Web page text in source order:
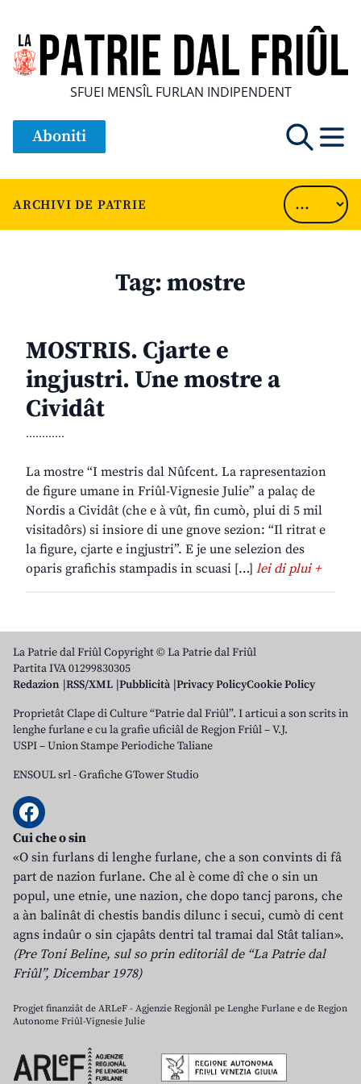
SFUEI MENSÎL FURLAN INDIPENDENT
Aboniti
ARCHIVI DE PATRIE
Tag:mostre
MOSTRIS. Cjarte e
ingjustri. Une mostre a
Cividât
............
La mostre “I mestris dal Nûfcent. La rapresentazion
de figure umane in Friûl-Vignesie Julie” a palaç de
Nordis a Cividât (che e à vût, fin cumò, plui di 5 mil
visitadôrs) si insiore di une gnove sezion: “Il ritrat e
la figure, cjarte e ingjustri”. E je une selezion des
oparis grafichis stampadis in scuasi […] lei di plui +
La Patrie dal Friûl Copyright © La Patrie dal Friûl
Partita IVA 01299830305
Redazion RSS/XML Pubblicità Privacy PolicyCookie Policy
Proprietât Clape di Culture “Patrie dal Friûl”. I articui a son scrits in
lenghe furlane e cu la grafie uficiâl de Regjon Friûl – V.J.
USPI – Union Stampe Periodiche Taliane
ENSOUL srl-Grafiche GTower Studio
Cui che o sin
«O sin furlans di lenghe furlane, che a son convints di fâ
part de nazion furlane. Che al è come dî che o sin un
popul, une etnie, une nazion, che dopo tancj parons, che
a àn balinât di chestis bandis dilunc i secui, cumò di cent
agns indaûr o sin cjapâts dentri tal tramai dal Stât talian».
(Pre Toni Beline, sul so prin editoriâl de “La Patrie dal
Friûl”, Dicembar 1978)
Progjet finanziât de ARLeF - Agjenzie Regjonâl pe Lenghe Furlane e de Regjon
Autonome Friûl-Vignesie Julie